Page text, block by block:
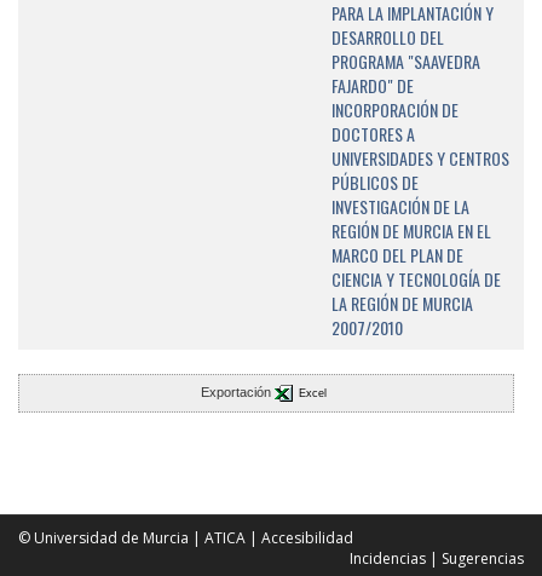
PARA LA IMPLANTACIÓN Y
DESARROLLO DEL
PROGRAMA "SAAVEDRA
FAJARDO" DE
INCORPORACIÓN DE
DOCTORES A
UNIVERSIDADES Y CENTROS
PÚBLICOS DE
INVESTIGACIÓN DE LA
REGIÓN DE MURCIA EN EL
MARCO DEL PLAN DE
CIENCIA Y TECNOLOGÍA DE
LA REGIÓN DE MURCIA
2007/2010
Exportación Excel
© Universidad de Murcia | ATICA | Accesibilidad
Incidencias | Sugerencias